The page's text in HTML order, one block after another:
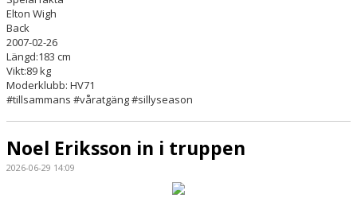
Elton Wigh
Back
2007-02-26
Längd:183 cm
Vikt:89 kg
Moderklubb: HV71
#tillsammans #våratgäng #sillyseason
Noel Eriksson in i truppen
2026-06-29 14:09